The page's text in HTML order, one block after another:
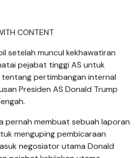
CONTENT
setelah muncul kekhawatiran
pejabat tinggi AS untuk
pertimbangan internal
Presiden AS Donald Trump
pernah membuat sebuah laporan
menguping pembicaraan
negosiator utama Donald